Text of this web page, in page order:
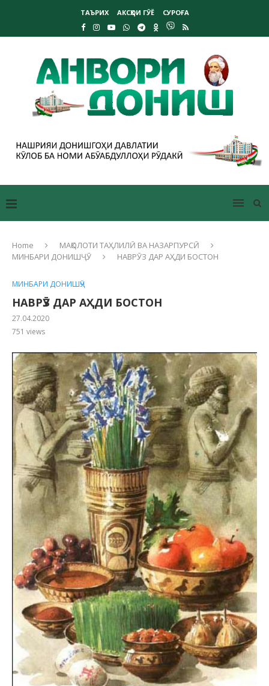
ТАЪРИХ АКСҲОИ ГӮЁ СУРОҒА
Home
МАҚОЛОТИ ТАҲЛИЛӢ ВА НАЗАРПУРСӢ
МИНБАРИ ДОНИШҶӮ
НАВРӮЗ ДАР АҲДИ БОСТОН
МИНБАРИ ДОНИШҶӮ
НАВРӮЗ ДАР АҲДИ БОСТОН
27.04.2020
751 views